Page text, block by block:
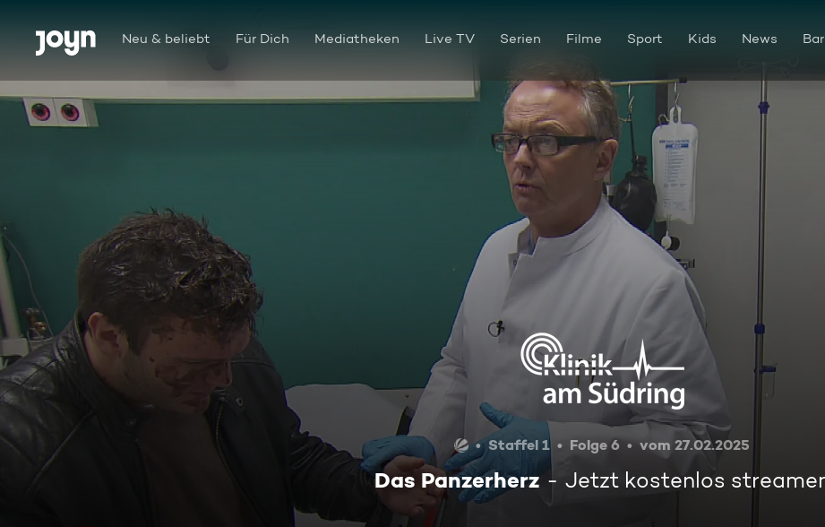
Zum Inhalt springen
Barrierefrei Neu & beliebt Für Dich Mediatheken Live TV Serien Filme Sport Kids News
Das Panzerherz
Staffel 1 Folge 6 vom 27.02.2025
Das Panzerherz Jetzt kostenlos